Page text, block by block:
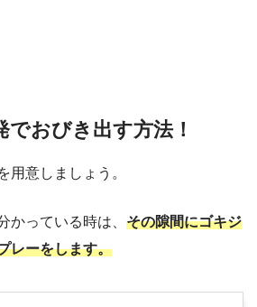
でおびき出す方法！
用意しましょう。
かっている時は、 その隙間にゴキジ
レーをします。